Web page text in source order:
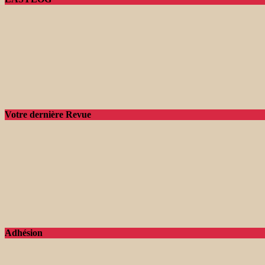
Votre dernière Revue
Adhésion